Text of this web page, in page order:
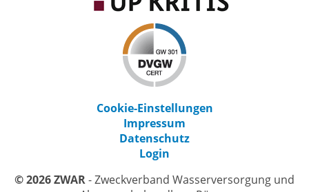
Cookie-Einstellungen
Impressum
Datenschutz
Login
© 2026 ZWAR- Zweckverband Wasserversorgung und